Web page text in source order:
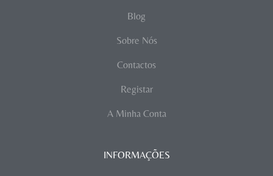
Blog
Sobre Nós
Contactos
Registar
A Minha Conta
INFORMAÇÕES